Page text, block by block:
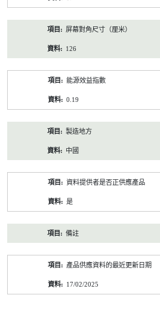
屏幕對角尺寸（厘米）
126
能源效益指數
0.19
製造地方
中國
資料提供者是否正供應產品
是
備註
產品供應資料的最近更新日期
17/02/2025